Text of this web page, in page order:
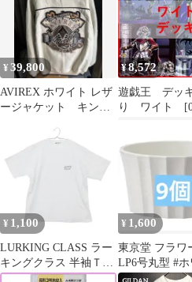
¥39,800
AVIREX ホワイト レザ
ージャケット キング
¥8,572
遊戯王 デッ
り ワイト
¥ 1,100
LURKING CLASS ラー
キングクラス 半袖Ｔシ
ャツ プリント ホワイト
¥ 1,600
東京堂 フラワ
LP6号丸型 #ホ
(9コ入)